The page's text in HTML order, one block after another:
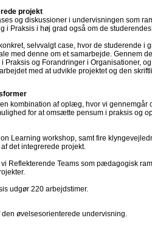
projekt
og diskussioner i undervisningen som
i Praksis i høj grad også om de
selvvalgt case, hvor de studerende i
med denne om et samarbejde. Gennem
Praksis og Forandringer i Organisationer,
med at udvikle projektet og den
kombination af oplæg, hvor vi gennemgår
for at omsætte pensum i praksis og
Learning workshop, samt fire
det integrerede projekt.
vi Reflekterende Teams som pædagogisk
udgør 220 arbejdstimer.
øvelsesorienterede undervisning.